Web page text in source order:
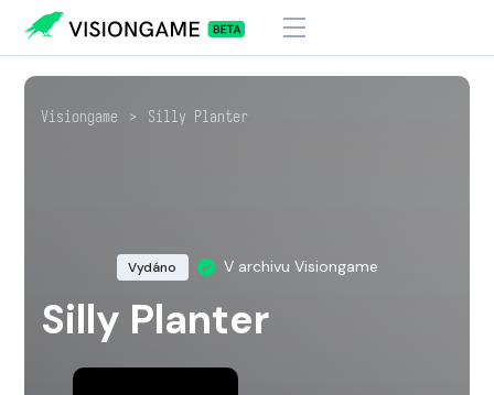
Visiongame > Silly Planter
Vydáno V archivu Visiongame
Silly Planter